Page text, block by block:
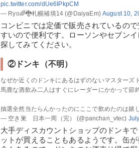
pic.twitter.com/dUe6IPkpCM
— Ryo🌈🐉札幌補填14 (@DaiyaEm) August 10,
コンビニでは定価で販売されているの
すいので便利です。ローソンやセブン
探してみてください。
②ドンキ（不明）
なぜか近くのドンキにあるはずのないマスターズ
馬鹿な酒飲み二人はすぐにレーダーにかかって節
抽選全然当たらんかったのにここで飲めたのは嬉
— 空き巣 日本一周（完） (@panchan_vtec)
大手ディスカウントショップのドンキ
ットが買えることもあるようです。缶